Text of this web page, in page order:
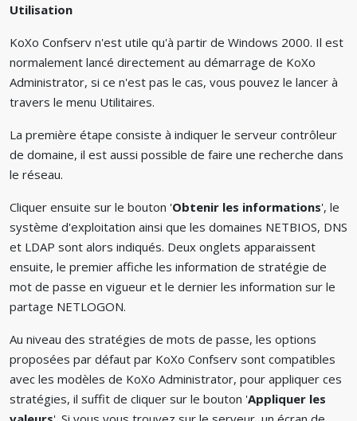
Utilisation
KoXo Confserv n'est utile qu'à partir de Windows 2000. Il est
normalement lancé directement au démarrage de KoXo
Administrator, si ce n'est pas le cas, vous pouvez le lancer à
travers le menu Utilitaires.
La première étape consiste à indiquer le serveur contrôleur
de domaine, il est aussi possible de faire une recherche dans
le réseau.
Cliquer ensuite sur le bouton 'Obtenir les informations', le
système d'exploitation ainsi que les domaines NETBIOS, DNS
et LDAP sont alors indiqués. Deux onglets apparaissent
ensuite, le premier affiche les information de stratégie de
mot de passe en vigueur et le dernier les information sur le
partage NETLOGON.
Au niveau des stratégies de mots de passe, les options
proposées par défaut par KoXo Confserv sont compatibles
avec les modèles de KoXo Administrator, pour appliquer ces
stratégies, il suffit de cliquer sur le bouton 'Appliquer les